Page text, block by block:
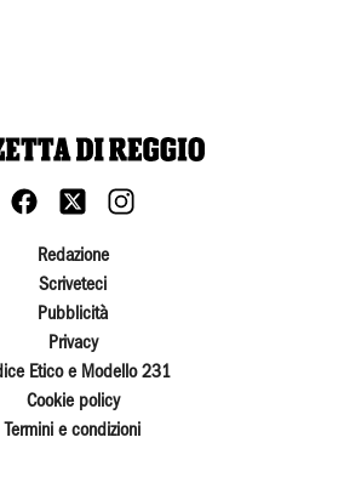
Redazione
Scriveteci
Pubblicità
Privacy
Etico e Modello 231
Cookie policy
Termini e condizioni